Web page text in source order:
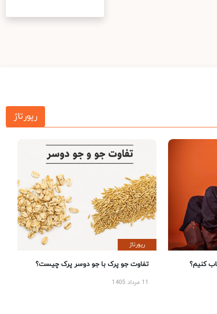
رپورتاژ
کنیم؟
رپورتاژ
تفاوت جو پرک با جو دوسر پرک چیست؟